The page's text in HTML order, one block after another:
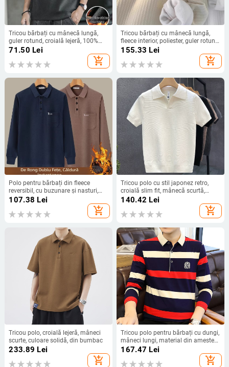
Tricou bărbați cu mânecă lungă,
guler rotund, croială lejeră, 100%
poliester (Derong) fleece interior,
iarnă/primăvară/toamnă
71.50 Lei
add_shopping_cart
Tricou bărbați cu mânecă lungă,
fleece interior, poliester, guler rotund,
culoare uni
155.33 Lei
add_shopping_cart
Polo pentru bărbați din fleece
reversibil, cu buzunare și nasturi,
mâneci lungi, culoare solidă, cald
107.38 Lei
add_shopping_cart
Tricou polo cu stil japonez retro,
croială slim fit, mânecă scurtă,
culoare solidă, detaliu plisat.
140.42 Lei
add_shopping_cart
Tricou polo, croială lejeră, mâneci
scurte, culoare solidă, din bumbac
233.89 Lei
add_shopping_cart
Tricou polo pentru bărbați cu dungi,
mâneci lungi, material din amestec
de bumbac, toamnă 2024
167.47 Lei
add_shopping_cart